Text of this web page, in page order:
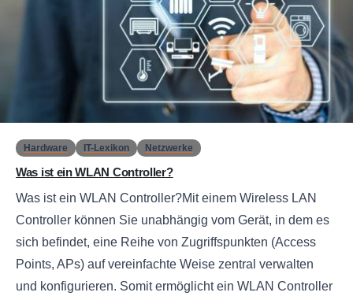
0
Hardware IT-Lexikon Netzwerke
Was ist ein WLAN Controller?
Was ist ein WLAN Controller?Mit einem Wireless LAN
Controller können Sie unabhängig vom Gerät, in dem es
sich befindet, eine Reihe von Zugriffspunkten (Access
Points, APs) auf vereinfachte Weise zentral verwalten
und konfigurieren. Somit ermöglicht ein WLAN Controller